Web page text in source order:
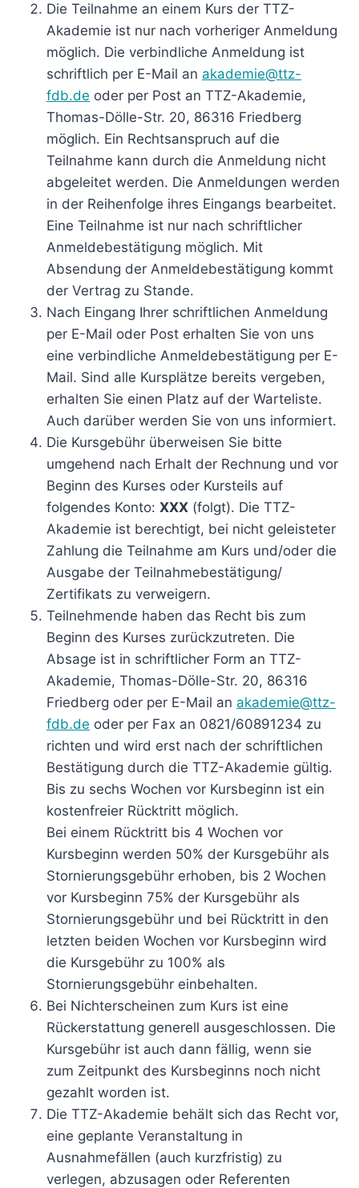
Die Teilnahme an einem Kurs der TTZ-
Akademie ist nur nach vorheriger Anmeldung
möglich. Die verbindliche Anmeldung ist
schriftlich per E-Mail an akademie@ttz-
fdb.de oder per Post an TTZ-Akademie,
Thomas-Dölle-Str. 20, 86316 Friedberg
möglich. Ein Rechtsanspruch auf die
Teilnahme kann durch die Anmeldung nicht
abgeleitet werden. Die Anmeldungen werden
in der Reihenfolge ihres Eingangs bearbeitet.
Eine Teilnahme ist nur nach schriftlicher
Anmeldebestätigung möglich. Mit
Absendung der Anmeldebestätigung kommt
der Vertrag zu Stande.
Nach Eingang Ihrer schriftlichen Anmeldung
per E-Mail oder Post erhalten Sie von uns
eine verbindliche Anmeldebestätigung per E-
Mail. Sind alle Kursplätze bereits vergeben,
erhalten Sie einen Platz auf der Warteliste.
Auch darüber werden Sie von uns informiert.
Die Kursgebühr überweisen Sie bitte
umgehend nach Erhalt der Rechnung und vor
Beginn des Kurses oder Kursteils auf
folgendes Konto: XXX (folgt). Die TTZ-
Akademie ist berechtigt, bei nicht geleisteter
Zahlung die Teilnahme am Kurs und/oder die
Ausgabe der Teilnahmebestätigung/
Zertifikats zu verweigern.
Teilnehmende haben das Recht bis zum
Beginn des Kurses zurückzutreten. Die
Absage ist in schriftlicher Form an TTZ-
Akademie, Thomas-Dölle-Str. 20, 86316
Friedberg oder per E-Mail an akademie@ttz-
fdb.de oder per Fax an 0821/60891234 zu
richten und wird erst nach der schriftlichen
Bestätigung durch die TTZ-Akademie gültig.
Bis zu sechs Wochen vor Kursbeginn ist ein
kostenfreier Rücktritt möglich.
Bei einem Rücktritt bis 4 Wochen vor
Kursbeginn werden 50% der Kursgebühr als
Stornierungsgebühr erhoben, bis 2 Wochen
vor Kursbeginn 75% der Kursgebühr als
Stornierungsgebühr und bei Rücktritt in den
letzten beiden Wochen vor Kursbeginn wird
die Kursgebühr zu 100% als
Stornierungsgebühr einbehalten.
Bei Nichterscheinen zum Kurs ist eine
Rückerstattung generell ausgeschlossen. Die
Kursgebühr ist auch dann fällig, wenn sie
zum Zeitpunkt des Kursbeginns noch nicht
gezahlt worden ist.
Die TTZ-Akademie behält sich das Recht vor,
eine geplante Veranstaltung in
Ausnahmefällen (auch kurzfristig) zu
verlegen, abzusagen oder Referenten